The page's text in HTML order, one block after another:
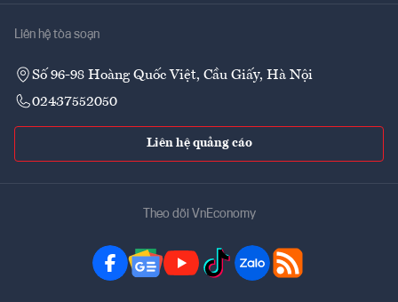
Liên hệ tòa soạn
Số 96-98 Hoàng Quốc Việt, Cầu Giấy, Hà Nội
02437552050
Liên hệ quảng cáo
Theo dõi VnEconomy